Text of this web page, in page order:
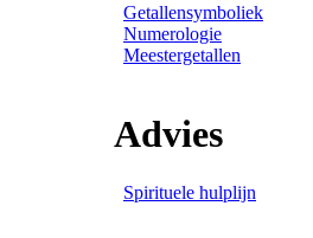
Getallensymboliek
Numerologie
Meestergetallen
Advies
Spirituele hulplijn